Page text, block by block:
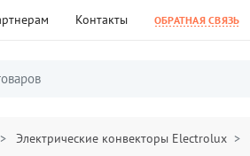
Контакты ОБРАТНАЯ СВЯЗЬ
Электрические конвекторы Electrolux